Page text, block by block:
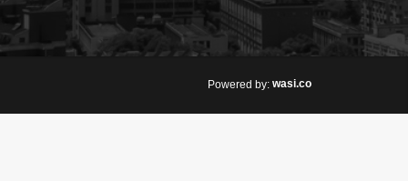
Powered by: wasi.co